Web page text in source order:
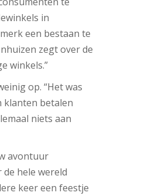
in
een bestaan te
zegt over de
winkels.”
op. “Het was
klanten betalen
niets aan
avontuur
hele wereld
keer een feestje